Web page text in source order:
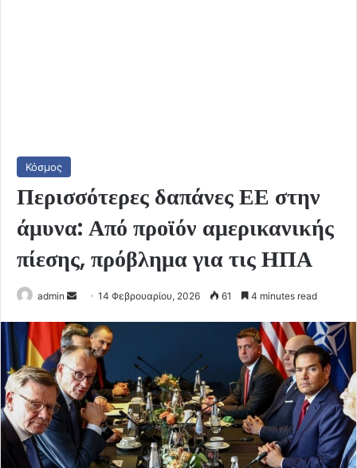
Κόσμος
Περισσότερες δαπάνες ΕΕ στην
άμυνα: Από προϊόν αμερικανικής
πίεσης, πρόβλημα για τις ΗΠΑ
admin
Send
email
14 Φεβρουαρίου, 2026 61 4 minutes read